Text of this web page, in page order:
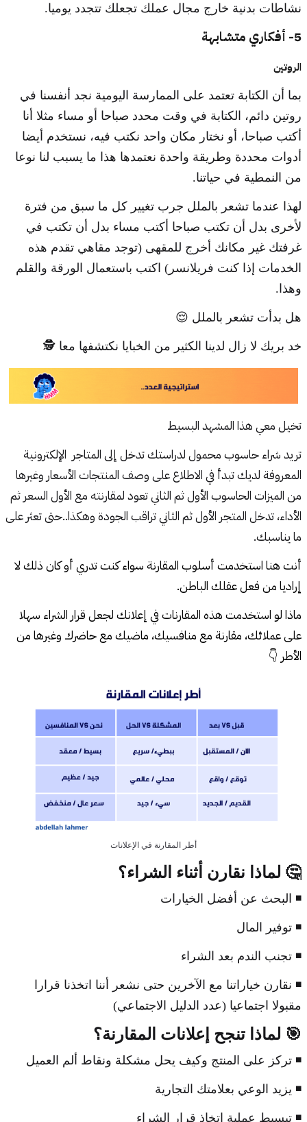
نشاطات بدنية خارج مجال عملك تجعلك تتجدد يوميا.
5- أفكاري متشابهة
الروتين
بما أن الكتابة تعتمد على الممارسة اليومية نجد أنفسنا في
روتين دائم، الكتابة في وقت محدد صباحا أو مساء مثلا أنا
أكتب صباحا، أو نختار مكان واحد نكتب فيه، نستخدم أيضا
أدوات محددة وطريقة واحدة نعتمدها هذا ما يسبب لنا نوعا
من النمطية في حياتنا.
لهذا عندما تشعر بالملل جرب تغيير كل ما سبق من فترة
لأخرى بدل أن تكتب صباحا أكتب مساء بدل أن تكتب في
غرفتك غير مكانك أخرج للمقهى (توجد مقاهي تقدم هذه
الخدمات إذا كنت فريلانسر) اكتب باستعمال الورقة والقلم
وهذا.
هل بدأت تشعر بالملل 😌
خد بريك لا زال لدينا الكثير من الخبايا نكتشفها معا 🕵️
تخيل معي هذا المشهد البسيط
تريد شراء حاسوب محمول لدراستك تدخل إلى المتاجر الإلكترونية
المعروفة لديك تبدأ في الاطلاع على وصف المنتجات الأسعار وغيرها
من الميزات الحاسوب الأول ثم الثاني تعود لمقارنته مع الأول السعر ثم
الأداء، تدخل المتجر الأول ثم الثاني تراقب الجودة وهكذا..حتى تعثر على
ما يناسبك.
إراديا من فعل عقلك الباطن.
الأطر 👇
أطر المقارنة في الإعلانات
🤔 لماذا نقارن أثناء الشراء؟
◾ البحث عن أفضل الخيارات
◾ توفير المال
◾ تجنب الندم بعد الشراء
◾ نقارن خياراتنا مع الآخرين حتى نشعر أننا اتخذنا قرارا
مقبولا اجتماعيا (عدد الدليل الاجتماعي)
🎯 لماذا تنجح إعلانات المقارنة؟
◾ تركز على المنتج وكيف يحل مشكلة ونقاط ألم العميل
◾ يزيد الوعي بعلامتك التجارية
◾ تبسيط عملية اتخاذ قرار الشراء